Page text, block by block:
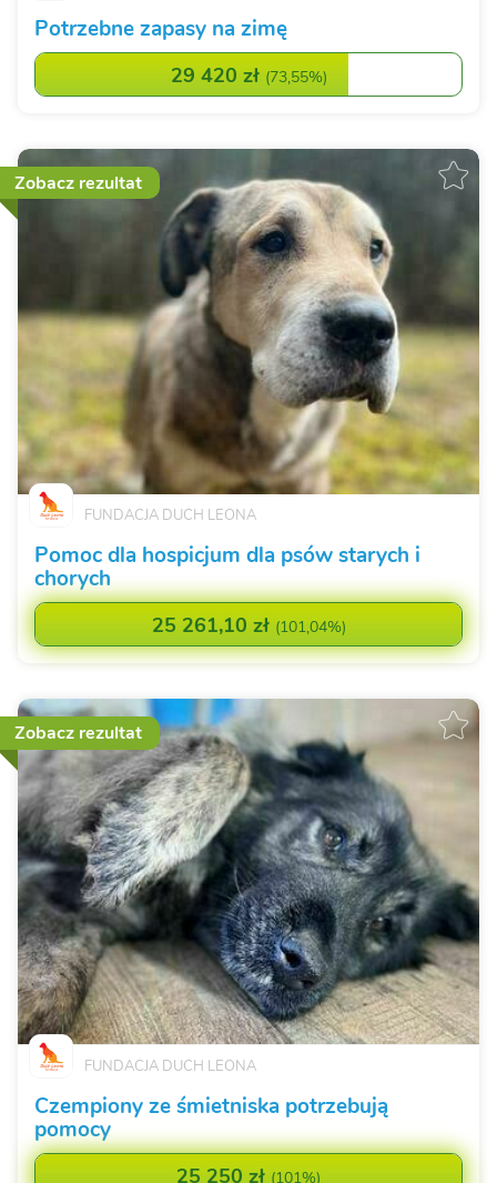
Potrzebne zapasy na zimę
29 420 zł (73,55%)
Zobacz rezultat
FUNDACJA DUCH LEONA
Pomoc dla hospicjum dla psów starych i
chorych
25 261,10 zł (101,04%)
Zobacz rezultat
FUNDACJA DUCH LEONA
Czempiony ze śmietniska potrzebują
pomocy
25 250 zł (101%)